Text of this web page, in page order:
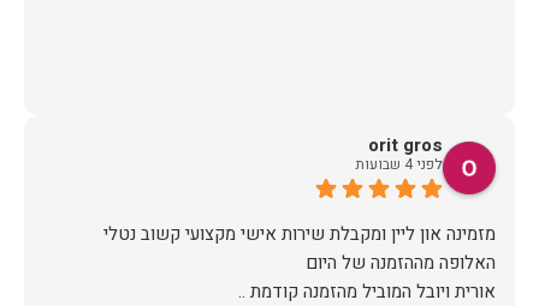
orit gros
לפני 4 שבועות
מזמינה און ליין ומקבלת שירות אישי מקצועי קשוב נטלי